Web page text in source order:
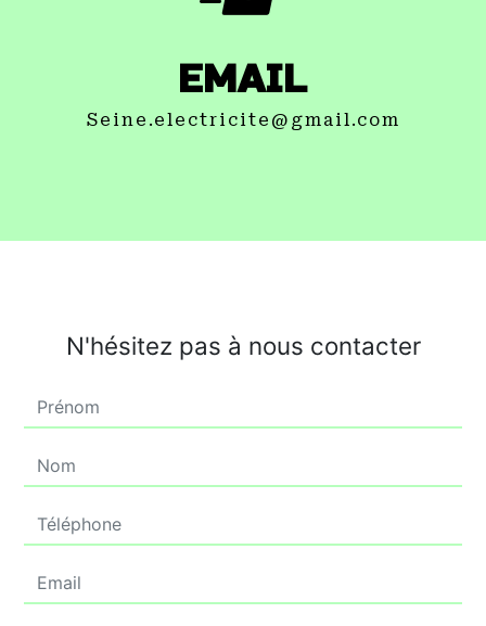
EMAIL
seine.electricite@gmail.com
N'hésitez pas à nous contacter